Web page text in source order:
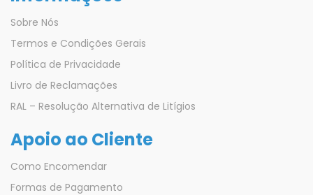
Sobre Nós
Termos e Condições Gerais
Política de Privacidade
Livro de Reclamações
RAL – Resolução Alternativa de Litígios
Apoio ao Cliente
Como Encomendar
Formas de Pagamento